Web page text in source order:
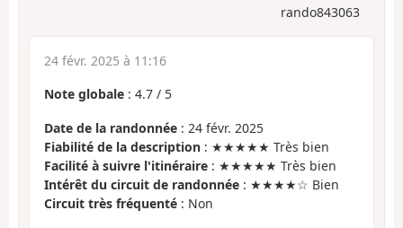
rando843063
24 févr. 2025 à 11:16
Note globale : 4.7 / 5
Date de la randonnée : 24 févr. 2025
Fiabilité de la description : ★★★★★ Très bien
Facilité à suivre l'itinéraire : ★★★★★ Très bien
Intérêt du circuit de randonnée : ★★★★☆ Bien
Circuit très fréquenté : Non